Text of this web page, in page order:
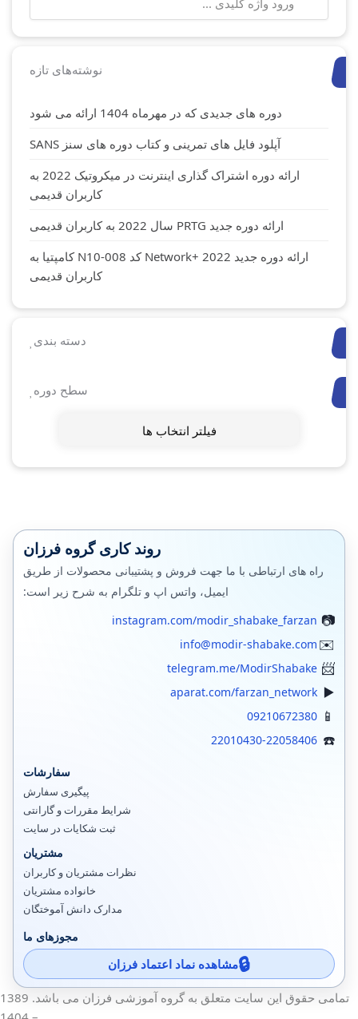
نوشته‌های تازه
دوره های جدیدی که در مهرماه 1404 ارائه می شود
آپلود فایل های تمرینی و کتاب دوره های سنز SANS
ارائه دوره اشتراک گذاری اینترنت در میکروتیک 2022 به
کاربران قدیمی
ارائه دوره جدید PRTG سال 2022 به کاربران قدیمی
ارائه دوره جدید Network+ 2022 کد N10-008 کامپتیا به
کاربران قدیمی
دسته بندی
سطح دوره
فیلتر انتخاب ها
روند کاری گروه فرزان
راه های ارتباطی با ما جهت فروش و پشتیبانی محصولات از طریق
ایمیل، واتس اپ و تلگرام به شرح زیر است:
instagram.com/modir_shabake_farzan
info@modir-shabake.com
telegram.me/ModirShabake
aparat.com/farzan_network
09210672380
22010430-22058406
سفارشات
پیگیری سفارش
شرایط مقررات و گارانتی
ثبت شکایات در سایت
مشتریان
نظرات مشتریان و کاربران
خانواده مشتریان
مدارک دانش آموختگان
مجوزهای ما
مشاهده نماد اعتماد فرزان
تمامی حقوق این سایت متعلق به گروه آموزشی فرزان می باشد. 1389